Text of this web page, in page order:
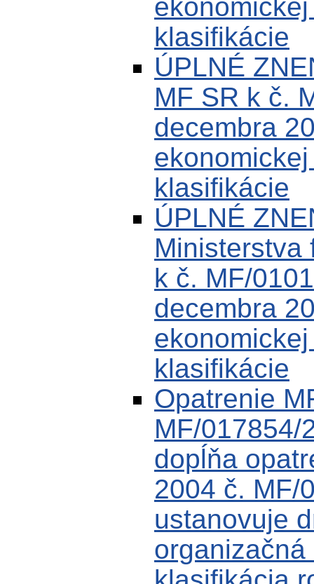
klasifikácie
ÚPLNÉ
MF SR k č.
decembra
klasifikácie
ÚPLNÉ
Ministerstva
k č. MF/
decembra
klasifikácie
Opatrenie
MF/017854/
dopĺňa
2004 č. MF/
ustanovuje